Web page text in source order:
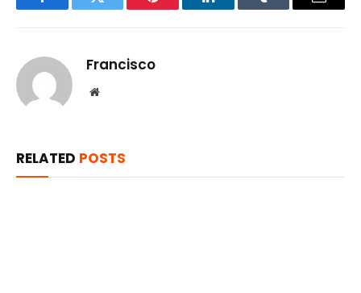
FacebookTwitter Pinterest LinkedInTumblr Email
Francisco
Website
RELATED POSTS